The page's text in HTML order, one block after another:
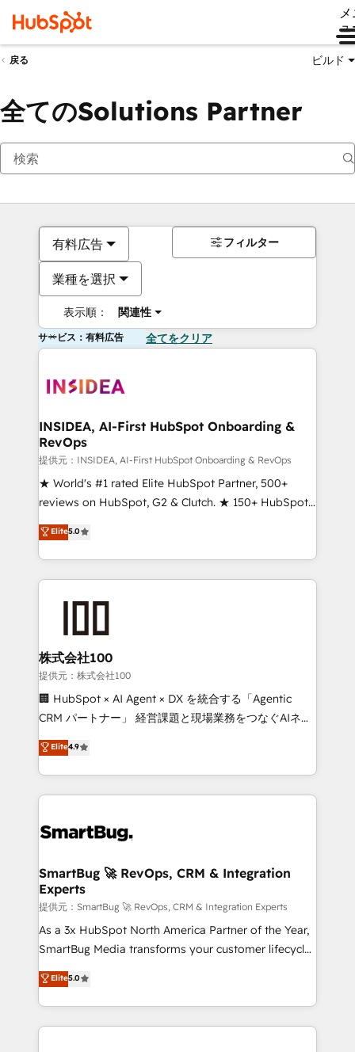
ュ
戻る ビルド
全てのSolutions Partner
有料広告
業種を選択
表示順： 関連性
フィルター
サービス：有料広告 全てをクリア
INSIDEA, AI-First HubSpot Onboarding &
RevOps
提供元：INSIDEA, AI-First HubSpot Onboarding & RevOps
★ World's #1 rated Elite HubSpot Partner, 500+
reviews on HubSpot, G2 & Clutch. ★ 150+ HubSpot
Certified Experts & Trainers across the team ★
1,500+ implementations across five continents ★ AI-
First, RevOps-led, Onboarding obsessed ★
Company of the Year 2024/25 INSIDEA helps
and build AI-powered workflows that drive adoption
from week one, in your time zone. What we do ➤
Onboarding: Live in weeks, with workflows built
around your business, not a template. ➤ Migration:
Move from any legacy CRM. Zero downtime, full data
run your revenue process. Sales, marketing, and
service wired together. ➤ AI and Integrations: Layer
tune-ups, feature rollouts, adoption coaching. Buying
HubSpot, switching to it, or reviving a stale portal?
We are built for the work.
Elite5.0
株式会社100
提供元：株式会社100
🏢 HubSpot × AI Agent × DX を統合する「Agentic
CRM パートナー」 経営課題と現場業務をつなぐAIネイ
ティブ・エージェンシーとして、HubSpot Eliteの実装
力で顧客フロント業務を再設計します。 💡 100inc は何
をする会社か？ HubSpotを共通基盤に、AIエージェン
トを組み込んだ顧客フロント業務（マーケティング・営
ィブ・エージェンシーです。事業部・グループ会社・部
を、CRMを軸とした全社共通基盤に再構築します。意
思決定者・PMO・現場担当者に並走します。 1️⃣
HubSpot導入・活用支援 顧客データの一元化から、
GTMの見える化・自動化まで。全Hub統合運用、デー
タ品質設計、グループ横断のCRM統合に対応します。
の一部をAIが自律実行する組織への移行を設計・実装。
Breeze・Claude等をHubSpotと連携させ、役割定義・
Elite4.9
SmartBug 🚀 RevOps, CRM & Integration
Experts
提供元：SmartBug 🚀 RevOps, CRM & Integration Experts
As a 3x HubSpot North America Partner of the Year,
SmartBug Media transforms your customer lifecycle
into a revenue engine. Our unified ecosystem
includes specialized divisions Globalia (AI &
Software) and Point Success Media (Paid Media),
making this the official home for all three brands. 🔄
Elite5.0